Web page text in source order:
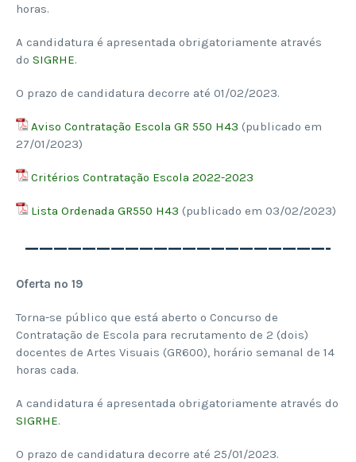
horas.
A candidatura é apresentada obrigatoriamente através
do SIGRHE.
O prazo de candidatura decorre até 01/02/2023.
Aviso Contratação Escola GR 550 H43 (publicado em
27/01/2023)
Critérios Contratação Escola 2022-2023
Lista Ordenada GR550 H43 (publicado em 03/02/2023)
—————————————————————-
Oferta nº 19
Torna-se público que está aberto o Concurso de
Contratação de Escola para recrutamento de 2 (dois)
docentes de Artes Visuais (GR600), horário semanal de 14
horas cada.
A candidatura é apresentada obrigatoriamente através do
SIGRHE.
O prazo de candidatura decorre até 25/01/2023.